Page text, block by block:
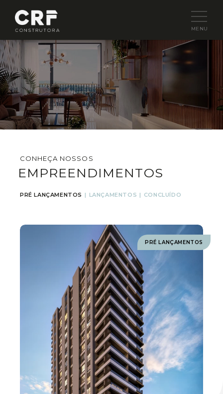
MENU
CONHEÇA NOSSOS
EMPREENDIMENTOS
PRÉ LANÇAMENTOS | LANÇAMENTOS | CONCLUÍDO
PRÉ LANÇAMENTOS